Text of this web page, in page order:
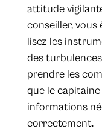
attitude
conseiller, vous
lisez les
des
prendre les
que le
informations
correctement.